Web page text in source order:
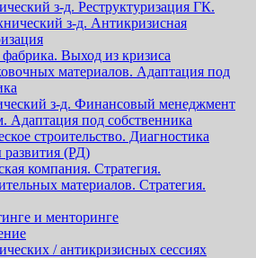
з-д. Реструктуризация ГК.
з-д. Антикризисная
Выход из кризиса
материалов. Адаптация под
з-д. Финансовый менеджмент
Адаптация под собственника
строительство. Диагностика
(РД)
компания. Стратегия.
материалов. Стратегия.
и менторинге
/ антикризисных сессиях